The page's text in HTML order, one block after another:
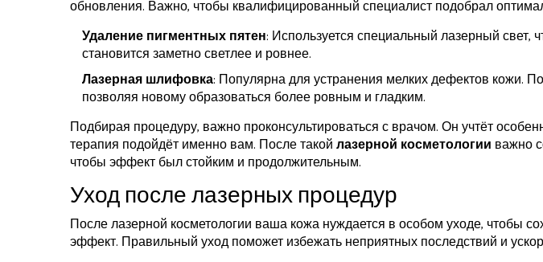
обновления. Важно, чтобы квалифицированный специалист подобрал
Удаление пигментных пятен: Используется специальный лазерный свет,
становится заметно светлее и ровнее.
Лазерная шлифовка: Популярна для устранения мелких дефектов кожи.
позволяя новому образоваться более ровным и гладким.
Подбирая процедуру, важно проконсультироваться с врачом. Он учтёт
терапия подойдёт именно вам. После такойлазерной косметологии важно
чтобы эффект был стойким и продолжительным.
Уход после лазерных процедур
После лазерной косметологии ваша кожа нуждается в особом уходе, чтобы
эффект. Правильный уход поможет избежать неприятных последствий и